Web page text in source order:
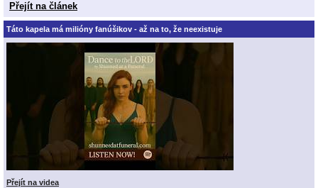
Přejít na článek
Táto kapela má milióny fanúšikov - až na to, že neexistuje
Přejít na videa